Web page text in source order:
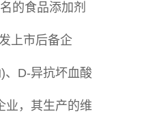
的食品添加剂
上市后备企
、D-异抗坏血酸
业，其生产的维